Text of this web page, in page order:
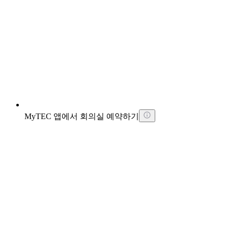
MyTEC 앱에서 회의실 예약하기